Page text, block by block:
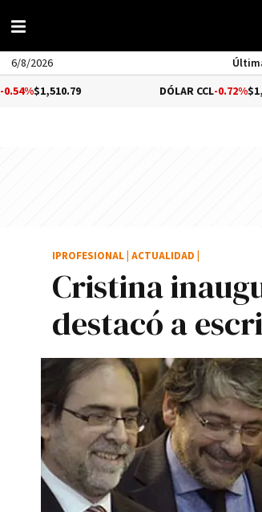
6/8/2026
-0.72%$1,559.41
Cristina
destacó a
IPROFESIONAL ACTUALIDAD